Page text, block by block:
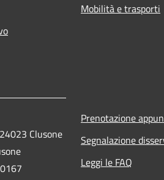
Mobilità e trasporti
Clusone
Prenotazione
Segnalazione
Leggi le FAQ